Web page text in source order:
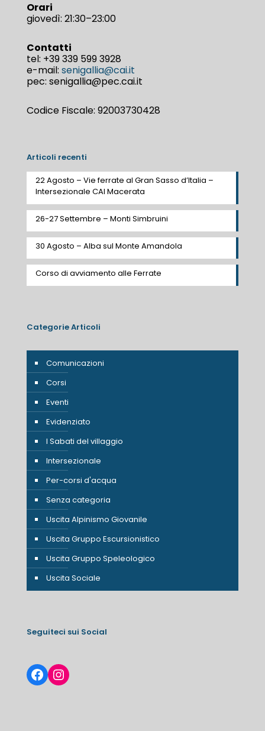
Orari
giovedì: 21:30–23:00
Contatti
tel: +39 339 599 3928
e-mail: senigallia@cai.it
pec: senigallia@pec.cai.it
Codice Fiscale: 92003730428
Articoli recenti
22 Agosto – Vie ferrate al Gran Sasso d’Italia –
Intersezionale CAI Macerata
26-27 Settembre – Monti Simbruini
30 Agosto – Alba sul Monte Amandola
Corso di avviamento alle Ferrate
Categorie Articoli
Comunicazioni
Corsi
Eventi
Evidenziato
I Sabati del villaggio
Intersezionale
Per-corsi d'acqua
Senza categoria
Uscita Alpinismo Giovanile
Uscita Gruppo Escursionistico
Uscita Gruppo Speleologico
Uscita Sociale
Seguiteci sui Social
Facebook
Instagram